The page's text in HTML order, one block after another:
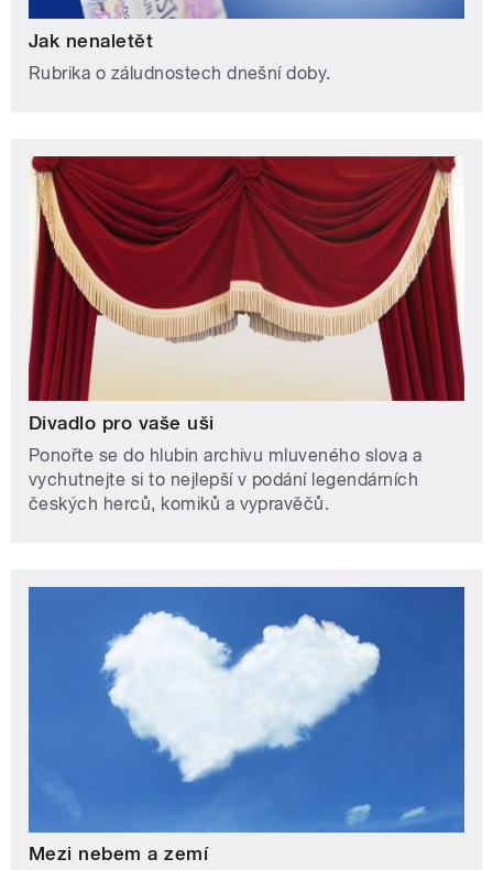
Jak nenaletět
Rubrika o záludnostech dnešní doby.
Divadlo pro vaše uši
Ponořte se do hlubin archivu mluveného slova a
vychutnejte si to nejlepší v podání legendárních
českých herců, komiků a vypravěčů.
Mezi nebem a zemí